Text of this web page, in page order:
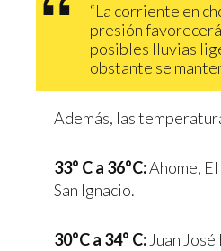
“La corriente en
presión
posibles lluvias
obstante se
Además, las
33° C a 36°C:Ahome,
San Ignacio.
30°C a 34° C: Juan